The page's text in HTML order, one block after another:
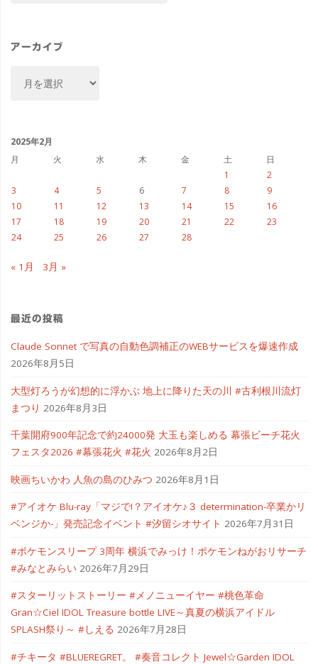
ー
アーカイブ
ブ
2025年2月
月
火 水 木 金 土
日
1
2
3
4 5 6 7 8
9
10
11 12 13 14 15
16
17
18 19 20 21 22
23
24
25 26 27 28
« 1月 3月 »
最近の投稿
Claude Sonnet で写真の自動色調補正のWEBサービスを爆速作成
2026年8月5日
大型灯ろうが幻想的に浮かぶ 地上に降りた天の川 #古利根川流灯
まつり 2026年8月3日
千葉開府900年記念で約24000発 大玉も楽しめる 幕張ビーチ花火
フェスタ2026 #幕張花火 #花火 2026年8月2日
映画ちいかわ 人魚の島のひみつ 2026年8月1日
#アイオケ Blu-ray「マジで!？アイオケ♪３ determination-卒業かリ
ベンジか-」発売記念イベント #汐留シオサイト 2026年7月31日
#ポケモンスリープ 3周年 横浜でみっけ！ポケモンねがおリサーチ
#みなとみらい 2026年7月29日
#スターリットストーリー #メノニューイヤー #桃色革命
Gran☆Ciel IDOL Treasure bottle LIVE～真夏の横浜アイドル
SPLASH祭り～ #しえる 2026年7月28日
#チキータ #BLUEREGRET。 #奏音コレクト Jewel☆Garden IDOL